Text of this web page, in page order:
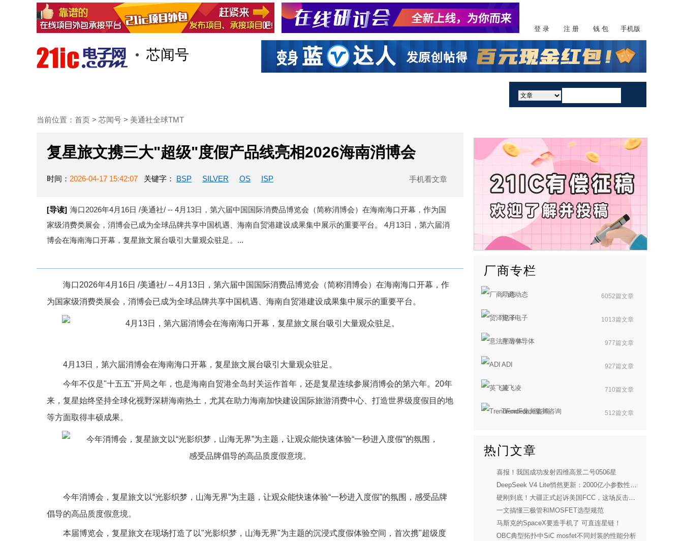
登 录 注 册 钱 包 手机版
芯闻号
当前位置： 首页 > 芯闻号 > 美通社全球TMT
复星旅文携三大"超级"度假产品线亮相2026海南消博会
时间： 2026-04-17 15:42:07 关键字： BSP SILVER OS ISP 手机看文章
[导读] 海口2026年4月16日 /美通社/ -- 4月13日，第六届中国国际消费品博览会（简称消博会）在海南海口开幕，作为国
家级消费类展会，消博会已成为全球品牌共享中国机遇、海南自贸港建设成果集中展示的重要平台。 4月13日，第六届消
博会在海南海口开幕，复星旅文展台吸引大量观众驻足。...
海口2026年4月16日 /美通社/ -- 4月13日，第六届中国国际消费品博览会（简称消博会）在海南海口开幕，作
为国家级消费类展会，消博会已成为全球品牌共享中国机遇、海南自贸港建设成果集中展示的重要平台。
4月13日，第六届消博会在海南海口开幕，复星旅文展台吸引大量观众驻足。
今年不仅是"十五五"开局之年，也是海南自贸港全岛封关运作首年，还是复星连续参展消博会的第六年。20年
来，复星始终坚持全球化视野深耕海南热土，尤其在助力海南加快建设国际旅游消费中心、打造世界级度假目的地
等方面取得丰硕成果。
今年消博会，复星旅文以“光影织梦，山海无界”为主题，让观众能快速体验“一秒进入度假”的氛围，感受品牌
倡导的高品质度假意境。
本届博览会，复星旅文在现场打造了以"光影织梦，山海无界"为主题的沉浸式度假体验空间，首次携"超级度
厂商专栏
厂商动态 6052篇文章
贸泽电子 1013篇文章
意法半导体 977篇文章
ADI 927篇文章
英飞凌 710篇文章
TrendForce集邦咨询 512篇文章
热门文章
喜报！我国成功发射四维高景二号0506星
DeepSeek V4 Lite悄然更新：2000亿小参数性能逼近美国顶流
硬刚到底！大疆正式起诉美国FCC，这场反击太解气
一文搞懂三极管和MOSFET选型规范
马斯克的SpaceX要造手机了 可直连星链！
OBC典型拓扑中SiC mosfet不同封装的性能分析